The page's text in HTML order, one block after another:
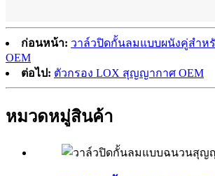
ก่อนหน้า: วาล์วปิดกั้นลมแบบผนังคู่สำ
OEM
ต่อไป: ตัวกรอง LOX สุญญากาศ OEM
หมวดหมู่สินค้า